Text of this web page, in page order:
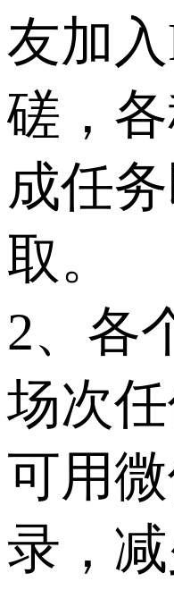
友加
磋，
成任
取。
2、各
场次任
可用
录，